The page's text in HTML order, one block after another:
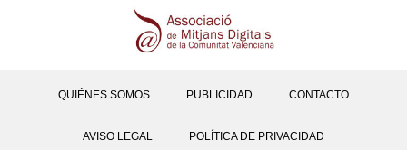
QUIÉNES SOMOS PUBLICIDAD CONTACTO
AVISO LEGAL POLÍTICA DE PRIVACIDAD